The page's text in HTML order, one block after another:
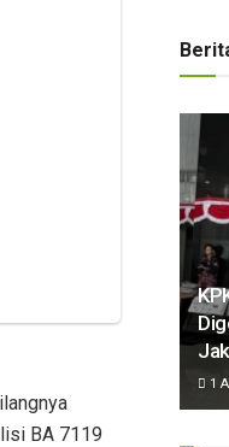
BA 7119
1